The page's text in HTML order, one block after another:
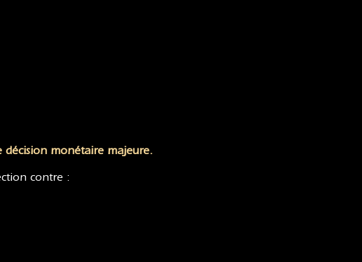
décision monétaire majeure.
contre :